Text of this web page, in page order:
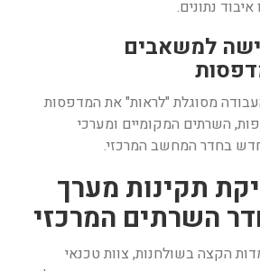
נתונים.
גישה למשאבים
מסוגלת "לראות" את המדפסות
השרתים המקומיים ומערכי
בחדר המחשב המרכזי.
בדיקת תקינות מערך
השרתים המרכזי
הקצה בשולחנות, צוות טכנאי